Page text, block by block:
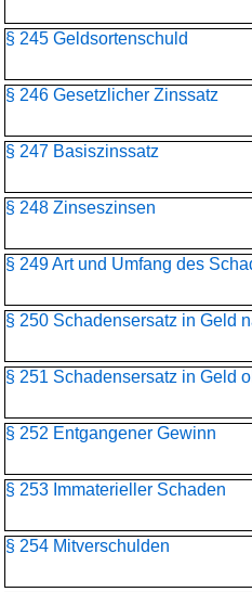
§ 245 Geldsortenschuld
§ 246 Gesetzlicher Zinssatz
§ 247 Basiszinssatz
§ 248 Zinseszinsen
§ 249 Art und Umfang des
§ 250 Schadensersatz in Geld
§ 251 Schadensersatz in Geld
§ 252 Entgangener Gewinn
§ 253 Immaterieller Schaden
§ 254 Mitverschulden